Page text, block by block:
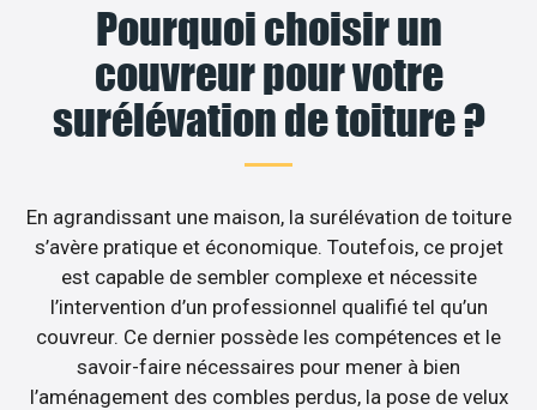
Pourquoi choisir un
couvreur pour votre
surélévation de toiture ?
En agrandissant une maison, la surélévation de toiture
s’avère pratique et économique. Toutefois, ce projet
est capable de sembler complexe et nécessite
l’intervention d’un professionnel qualifié tel qu’un
couvreur. Ce dernier possède les compétences et le
savoir-faire nécessaires pour mener à bien
l’aménagement des combles perdus, la pose de velux